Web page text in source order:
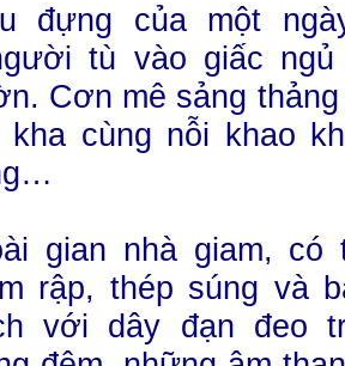
đựng của một
tù vào giấc
Cơn mê sảng
kha cùng nỗi khao
gian nhà giam, có
rập, thép súng và
với dây đạn đeo